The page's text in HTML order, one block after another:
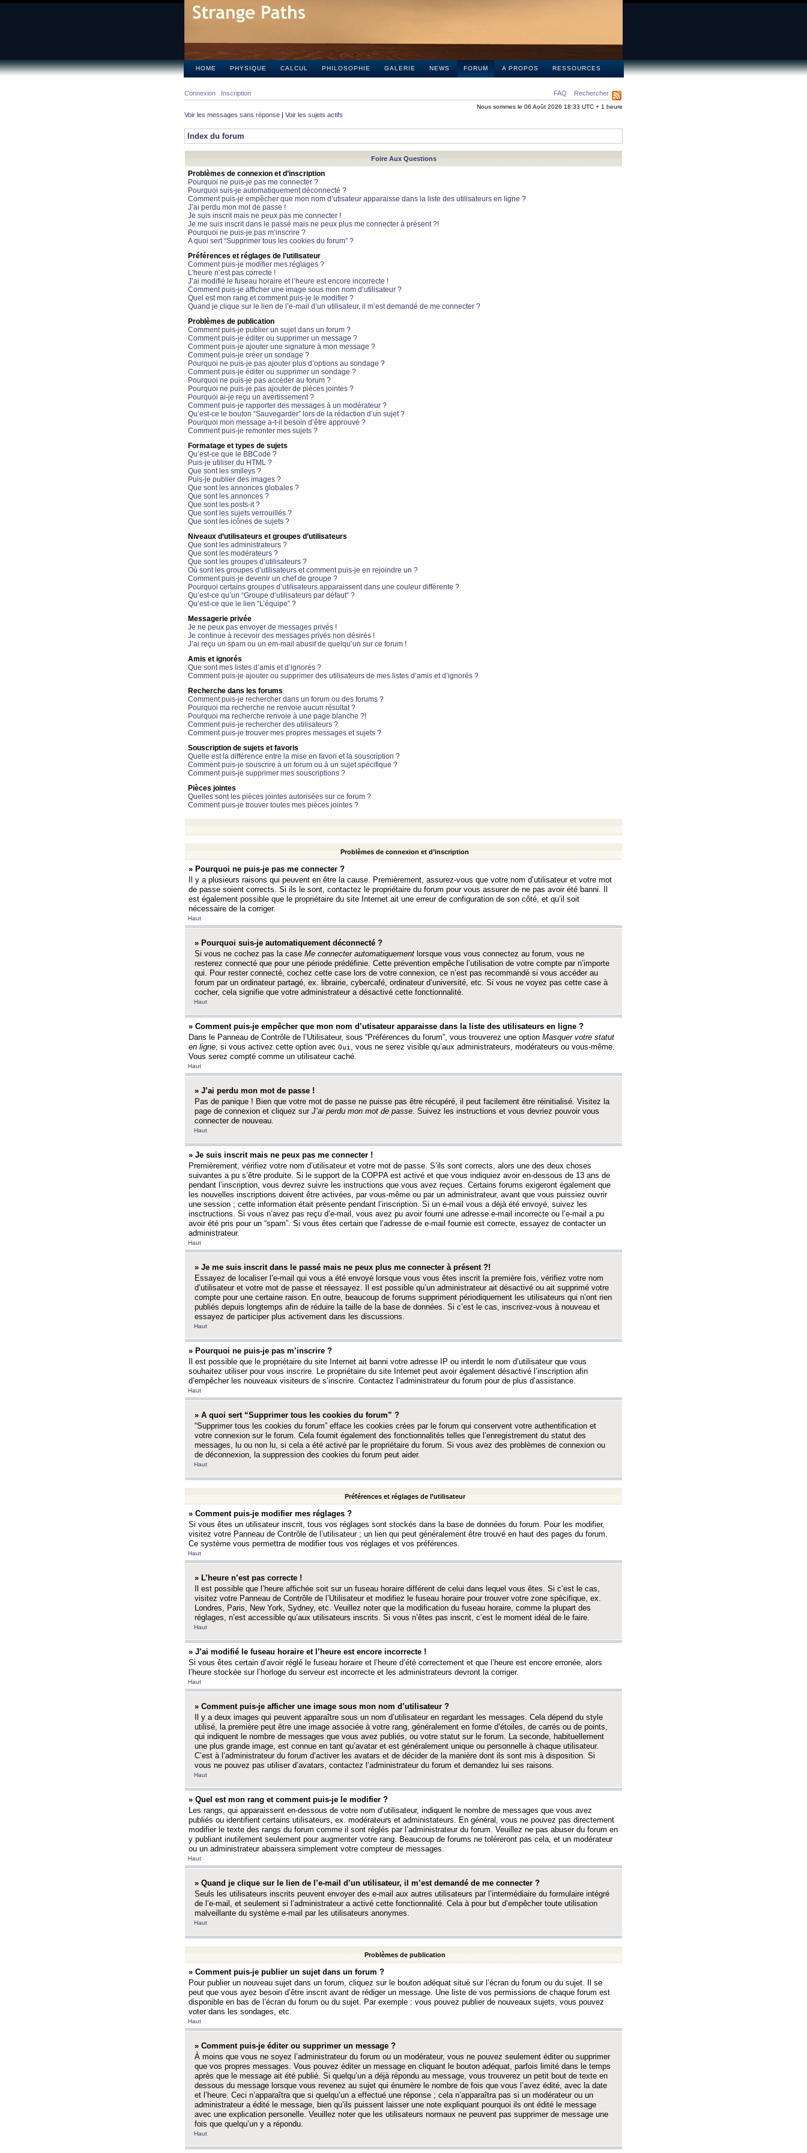
HOME PHYSIQUE CALCUL PHILOSOPHIE GALERIE NEWS FORUM A PROPOS RESSOURCES
FAQ Rechercher
Connexion Inscription
Nous sommes le 06 Août 2026 18:33 UTC + 1 heure
Voir les messages sans réponse | Voir les sujets actifs
Index du forum
Foire Aux Questions
Problèmes de connexion et d’inscription
Pourquoi ne puis-je pas me connecter ?
Pourquoi suis-je automatiquement déconnecté ?
Comment puis-je empêcher que mon nom d’utisateur apparaisse dans la liste des utilisateurs en ligne ?
J’ai perdu mon mot de passe !
Je suis inscrit mais ne peux pas me connecter !
Je me suis inscrit dans le passé mais ne peux plus me connecter à présent ?!
Pourquoi ne puis-je pas m’inscrire ?
A quoi sert “Supprimer tous les cookies du forum” ?
Préférences et réglages de l’utilisateur
Comment puis-je modifier mes réglages ?
L’heure n’est pas correcte !
J’ai modifié le fuseau horaire et l’heure est encore incorrecte !
Comment puis-je afficher une image sous mon nom d’utilisateur ?
Quel est mon rang et comment puis-je le modifier ?
Quand je clique sur le lien de l’e-mail d’un utilisateur, il m’est demandé de me connecter ?
Problèmes de publication
Comment puis-je publier un sujet dans un forum ?
Comment puis-je éditer ou supprimer un message ?
Comment puis-je ajouter une signature à mon message ?
Comment puis-je créer un sondage ?
Pourquoi ne puis-je pas ajouter plus d’options au sondage ?
Comment puis-je éditer ou supprimer un sondage ?
Pourquoi ne puis-je pas accéder au forum ?
Pourquoi ne puis-je pas ajouter de pièces jointes ?
Pourquoi ai-je reçu un avertissement ?
Comment puis-je rapporter des messages à un modérateur ?
Qu’est-ce le bouton “Sauvegarder” lors de la rédaction d’un sujet ?
Pourquoi mon message a-t-il besoin d’être approuvé ?
Comment puis-je remonter mes sujets ?
Formatage et types de sujets
Qu’est-ce que le BBCode ?
Puis-je utiliser du HTML ?
Que sont les smileys ?
Puis-je publier des images ?
Que sont les annonces globales ?
Que sont les annonces ?
Que sont les posts-it ?
Que sont les sujets verrouillés ?
Que sont les icônes de sujets ?
Niveaux d’utilisateurs et groupes d’utilisateurs
Que sont les administrateurs ?
Que sont les modérateurs ?
Que sont les groupes d’utilisateurs ?
Où sont les groupes d’utilisateurs et comment puis-je en rejoindre un ?
Comment puis-je devenir un chef de groupe ?
Pourquoi certains groupes d’utilisateurs apparaissent dans une couleur différente ?
Qu’est-ce qu’un “Groupe d’utilisateurs par défaut” ?
Qu’est-ce que le lien “L’équipe” ?
Messagerie privée
Je ne peux pas envoyer de messages privés !
Je continue à recevoir des messages privés non désirés !
J’ai reçu un spam ou un em-mail abusif de quelqu’un sur ce forum !
Amis et ignorés
Que sont mes listes d’amis et d’ignorés ?
Comment puis-je ajouter ou supprimer des utilisateurs de mes listes d’amis et d’ignorés ?
Recherche dans les forums
Comment puis-je rechercher dans un forum ou des forums ?
Pourquoi ma recherche ne renvoie aucun résultat ?
Pourquoi ma recherche renvoie à une page blanche ?!
Comment puis-je rechercher des utilisateurs ?
Comment puis-je trouver mes propres messages et sujets ?
Souscription de sujets et favoris
Quelle est la différence entre la mise en favori et la souscription ?
Comment puis-je souscrire à un forum ou à un sujet spécifique ?
Comment puis-je supprimer mes souscriptions ?
Pièces jointes
Quelles sont les pièces jointes autorisées sur ce forum ?
Comment puis-je trouver toutes mes pièces jointes ?
Problèmes de connexion et d’inscription
» Pourquoi ne puis-je pas me connecter ?
Il y a plusieurs raisons qui peuvent en être la cause. Premièrement, assurez-vous que votre nom d’utilisateur et votre mot
de passe soient corrects. Si ils le sont, contactez le propriétaire du forum pour vous assurer de ne pas avoir été banni. Il
est également possible que le propriétaire du site Internet ait une erreur de configuration de son côté, et qu’il soit
nécessaire de la corriger.
Haut
» Pourquoi suis-je automatiquement déconnecté ?
Si vous ne cochez pas la case Me connecter automatiquement lorsque vous vous connectez au forum, vous ne
resterez connecté que pour une période prédéfinie. Cette prévention empêche l’utilisation de votre compte par n’importe
qui. Pour rester connecté, cochez cette case lors de votre connexion, ce n’est pas recommandé si vous accéder au
forum par un ordinateur partagé, ex. librairie, cybercafé, ordinateur d’université, etc. Si vous ne voyez pas cette case à
cocher, cela signifie que votre administrateur a désactivé cette fonctionnalité.
Haut
» Comment puis-je empêcher que mon nom d’utisateur apparaisse dans la liste des utilisateurs en ligne ?
Dans le Panneau de Contrôle de l’Utilisateur, sous “Préférences du forum”, vous trouverez une option Masquer votre statut
en ligne, si vous activez cette option avec Oui , vous ne serez visible qu’aux administrateurs, modérateurs ou vous-même.
Vous serez compté comme un utilisateur caché.
Haut
» J’ai perdu mon mot de passe !
Pas de panique ! Bien que votre mot de passe ne puisse pas être récupéré, il peut facilement être réinitialisé. Visitez la
page de connexion et cliquez sur J’ai perdu mon mot de passe. Suivez les instructions et vous devriez pouvoir vous
connecter de nouveau.
Haut
» Je suis inscrit mais ne peux pas me connecter !
Premièrement, vérifiez votre nom d’utilisateur et votre mot de passe. S’ils sont corrects, alors une des deux choses
suivantes a pu s’être produite. Si le support de la COPPA est activé et que vous indiquiez avoir en-dessous de 13 ans de
pendant l’inscription, vous devrez suivre les instructions que vous avez reçues. Certains forums exigeront également que
les nouvelles inscriptions doivent être activées, par vous-même ou par un administrateur, avant que vous puissiez ouvrir
une session ; cette information était présente pendant l’inscription. Si un e-mail vous a déjà été envoyé, suivez les
insctructions. Si vous n’avez pas reçu d’e-mail, vous avez pu avoir fourni une adresse e-mail incorrecte ou l’e-mail a pu
avoir été pris pour un “spam”. Si vous êtes certain que l’adresse de e-mail fournie est correcte, essayez de contacter un
administrateur.
Haut
» Je me suis inscrit dans le passé mais ne peux plus me connecter à présent ?!
Essayez de localiser l’e-mail qui vous a été envoyé lorsque vous vous êtes inscrit la première fois, vérifiez votre nom
d’utilisateur et votre mot de passe et réessayez. Il est possible qu’un administrateur ait désactivé ou ait supprimé votre
compte pour une certaine raison. En outre, beaucoup de forums suppriment périodiquement les utilisateurs qui n’ont rien
publiés depuis longtemps afin de réduire la taille de la base de données. Si c’est le cas, inscrivez-vous à nouveau et
essayez de participer plus activement dans les discussions.
Haut
» Pourquoi ne puis-je pas m’inscrire ?
Il est possible que le propriétaire du site Internet ait banni votre adresse IP ou interdit le nom d’utilisateur que vous
souhaitez utiliser pour vous inscrire. Le propriétaire du site Internet peut avoir également désactivé l’inscription afin
d’empêcher les nouveaux visiteurs de s’inscrire. Contactez l’administrateur du forum pour de plus d’assistance.
Haut
» A quoi sert “Supprimer tous les cookies du forum” ?
“Supprimer tous les cookies du forum” efface les cookies crées par le forum qui conservent votre authentification et
votre connexion sur le forum. Cela fournit également des fonctionnalités telles que l’enregistrement du statut des
messages, lu ou non lu, si cela a été activé par le propriétaire du forum. Si vous avez des problèmes de connexion ou
de déconnexion, la suppression des cookies du forum peut aider.
Haut
Préférences et réglages de l’utilisateur
» Comment puis-je modifier mes réglages ?
Si vous êtes un utilisateur inscrit, tous vos réglages sont stockés dans la base de données du forum. Pour les modifier,
visitez votre Panneau de Contrôle de l’utilisateur ; un lien qui peut généralement être trouvé en haut des pages du forum.
Ce système vous permettra de modifier tous vos réglages et vos préférences.
Haut
» L’heure n’est pas correcte !
Il est possible que l’heure affichée soit sur un fuseau horaire différent de celui dans lequel vous êtes. Si c’est le cas,
visitez votre Panneau de Contrôle de l’Utilisateur et modifiez le fuseau horaire pour trouver votre zone spécifique, ex.
Londres, Paris, New York, Sydney, etc. Veuillez noter que la modification du fuseau horaire, comme la plupart des
réglages, n’est accessible qu’aux utilisateurs inscrits. Si vous n’êtes pas inscrit, c’est le moment idéal de le faire.
Haut
» J’ai modifié le fuseau horaire et l’heure est encore incorrecte !
Si vous êtes certain d’avoir réglé le fuseau horaire et l’heure d’été correctement et que l’heure est encore erronée, alors
l’heure stockée sur l’horloge du serveur est incorrecte et les administrateurs devront la corriger.
Haut
» Comment puis-je afficher une image sous mon nom d’utilisateur ?
Il y a deux images qui peuvent apparaître sous un nom d’utilisateur en regardant les messages. Cela dépend du style
utilisé, la première peut être une image associée à votre rang, généralement en forme d’étoiles, de carrés ou de points,
qui indiquent le nombre de messages que vous avez publiés, ou votre statut sur le forum. La seconde, habituellement
une plus grande image, est connue en tant qu’avatar et est généralement unique ou personnelle à chaque utilisateur.
C’est à l’administrateur du forum d’activer les avatars et de décider de la manière dont ils sont mis à disposition. Si
vous ne pouvez pas utiliser d’avatars, contactez l’administrateur du forum et demandez lui ses raisons.
Haut
» Quel est mon rang et comment puis-je le modifier ?
Les rangs, qui apparaissent en-dessous de votre nom d’utilisateur, indiquent le nombre de messages que vous avez
publiés ou identifient certains utilisateurs, ex. modérateurs et administateurs. En général, vous ne pouvez pas directement
modifier le texte des rangs du forum comme il sont réglés par l’administrateur du forum. Veuillez ne pas abuser du forum en
y publiant inutilement seulement pour augmenter votre rang. Beaucoup de forums ne toléreront pas cela, et un modérateur
ou un administrateur abaissera simplement votre compteur de messages.
Haut
» Quand je clique sur le lien de l’e-mail d’un utilisateur, il m’est demandé de me connecter ?
Seuls les utilisateurs inscrits peuvent envoyer des e-mail aux autres utilisateurs par l’intermédiaire du formulaire intégré
de l’e-mail, et seulement si l’administrateur a activé cette fonctionnalité. Cela à pour but d’empêcher toute utilisation
malveillante du système e-mail par les utilisateurs anonymes.
Haut
Problèmes de publication
» Comment puis-je publier un sujet dans un forum ?
Pour publier un nouveau sujet dans un forum, cliquez sur le bouton adéquat situé sur l’écran du forum ou du sujet. Il se
peut que vous ayez besoin d’être inscrit avant de rédiger un message. Une liste de vos permissions de chaque forum est
disponible en bas de l’écran du forum ou du sujet. Par exemple : vous pouvez publier de nouveaux sujets, vous pouvez
voter dans les sondages, etc.
Haut
» Comment puis-je éditer ou supprimer un message ?
À moins que vous ne soyez l’administrateur du forum ou un modérateur, vous ne pouvez seulement éditer ou supprimer
que vos propres messages. Vous pouvez éditer un message en cliquant le bouton adéquat, parfois limité dans le temps
après que le message ait été publié. Si quelqu’un a déjà répondu au message, vous trouverez un petit bout de texte en
dessous du message lorsque vous revenez au sujet qui énumère le nombre de fois que vous l’avez édité, avec la date
et l’heure. Ceci n’apparaîtra que si quelqu’un a effectué une réponse ; cela n’apparaîtra pas si un modérateur ou un
administrateur a édité le message, bien qu’ils puissent laisser une note expliquant pourquoi ils ont édité le message
avec une explication personelle. Veuillez noter que les utilisateurs normaux ne peuvent pas supprimer de message une
fois que quelqu’un y a répondu.
Haut